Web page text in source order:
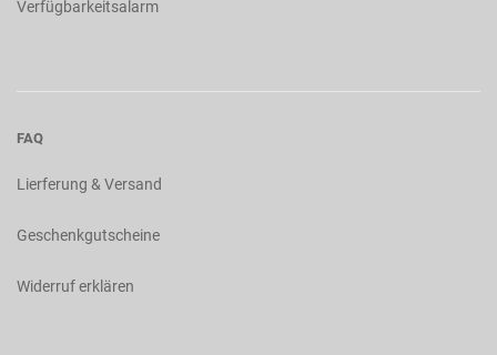
Verfügbarkeitsalarm
FAQ
Lierferung & Versand
Geschenkgutscheine
Widerruf erklären